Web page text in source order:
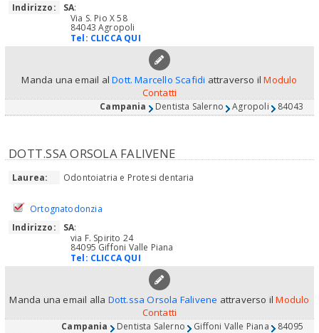
Indirizzo:
SA:
Via S. Pio X 58
84043 Agropoli
Tel: CLICCA QUI
Manda una email alDott. Marcello Scafidi attraverso ilModulo
Contatti
Campania Dentista Salerno Agropoli 84043
DOTT.SSA ORSOLA FALIVENE
Laurea: Odontoiatria e Protesi dentaria
Ortognatodonzia
Indirizzo:
SA:
via F. Spirito 24
84095 Giffoni Valle Piana
Tel: CLICCA QUI
Manda una email alla Dott.ssa Orsola Falivene attraverso ilModulo
Contatti
Campania Dentista Salerno Giffoni Valle Piana 84095